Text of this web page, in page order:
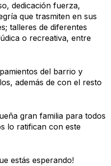
dedicación fuerza,
que trasmiten en sus
talleres de diferentes
o recreativa, entre
del barrio y
además de con el resto
gran familia para todos
lo ratifican con este
estás esperando!